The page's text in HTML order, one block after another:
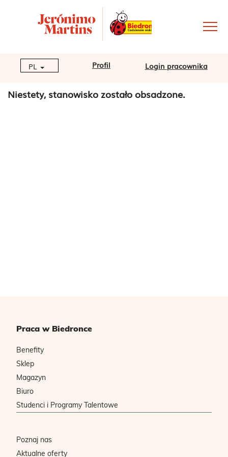
PL Profil Login pracownika
Niestety, stanowisko zostało obsadzone.
Praca w Biedronce
Benefity
Sklep
Magazyn
Biuro
Studenci i Programy Talentowe
Poznaj nas
Aktualne oferty